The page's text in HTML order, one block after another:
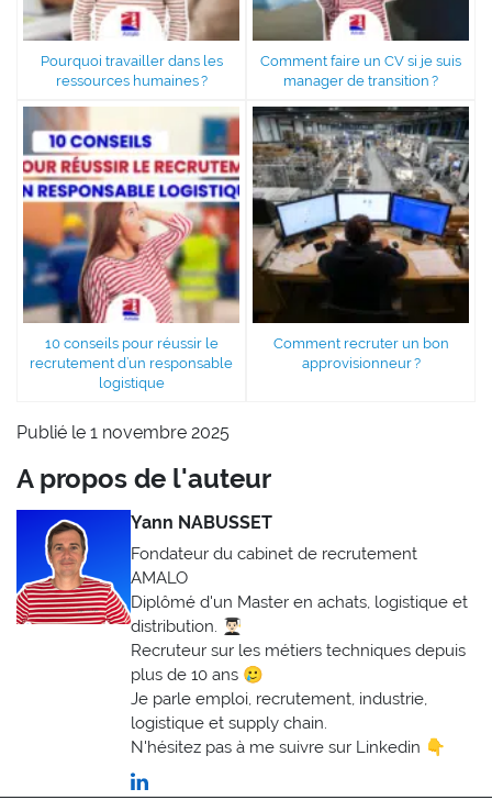
Pourquoi travailler dans les
ressources humaines ?
Comment faire un CV si je suis
manager de transition ?
10 conseils pour réussir le
recrutement d’un responsable
logistique
Comment recruter un bon
approvisionneur ?
Publié le 1 novembre 2025
A propos de l'auteur
Yann NABUSSET
Fondateur du cabinet de recrutement
AMALO
Diplômé d'un Master en achats, logistique et
distribution. 👨🏻‍🎓
Recruteur sur les métiers techniques depuis
plus de 10 ans 🥲
Je parle emploi, recrutement, industrie,
logistique et supply chain.
N'hésitez pas à me suivre sur Linkedin 👇